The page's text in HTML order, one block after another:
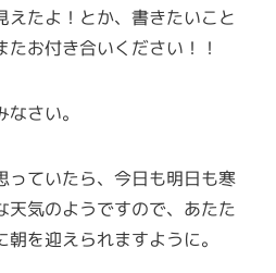
えたよ！とか、書きたいこと
お付き合いください！！
さい。
っていたら、今日も明日も寒
天気のようですので、あたた
を迎えられますように。